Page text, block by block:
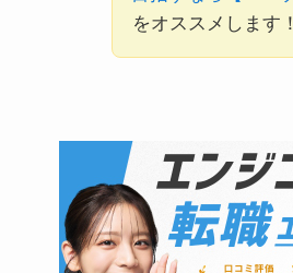
をオススメします！